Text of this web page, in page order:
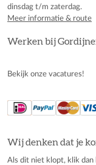
dinsdag t/m zaterdag.
Meer informatie & route
Werken bij
Bekijk onze vacatures!
Wij denken dat je
Als dit niet klopt, klik dan